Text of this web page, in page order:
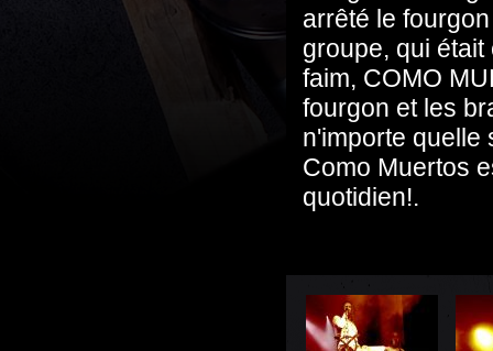
arrêté le
groupe, qui
faim, COMO
fourgon et les
n'importe quelle
Como Muertos
quotidien!.